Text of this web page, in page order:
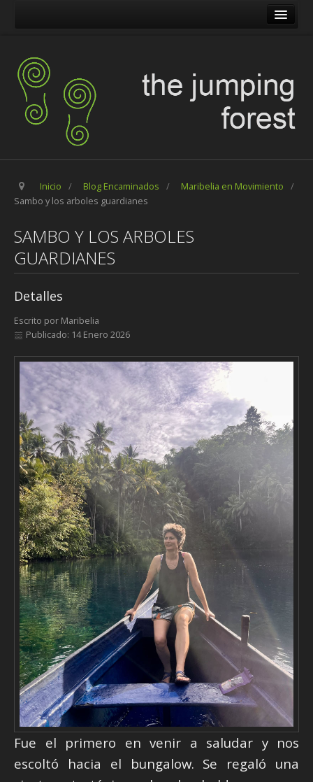
The Pilgrim Stone
Blog Encaminados
Carles
Maribelia en Movimiento
Inicio / Blog Encaminados / Maribelia en Movimiento
/
Sambo y los arboles guardianes
SAMBO Y LOS ARBOLES
GUARDIANES
Detalles
Escrito por Maribelia
Publicado: 14 Enero 2026
Fue el primero en venir a saludar y nos
escoltó hacia el bungalow. Se regaló una